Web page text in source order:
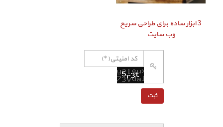
3 ابزار ساده برای طراحی سریع
وب سایت